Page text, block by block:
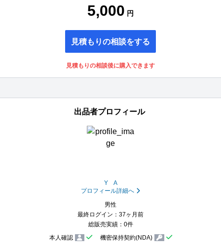
5,000 円
見積もりの相談をする
見積もりの相談後に購入できます
出品者プロフィール
Y A
プロフィール詳細へ
男性
最終ログイン：37ヶ月前
総販売実績：0件
本人確認
機密保持契約(NDA)